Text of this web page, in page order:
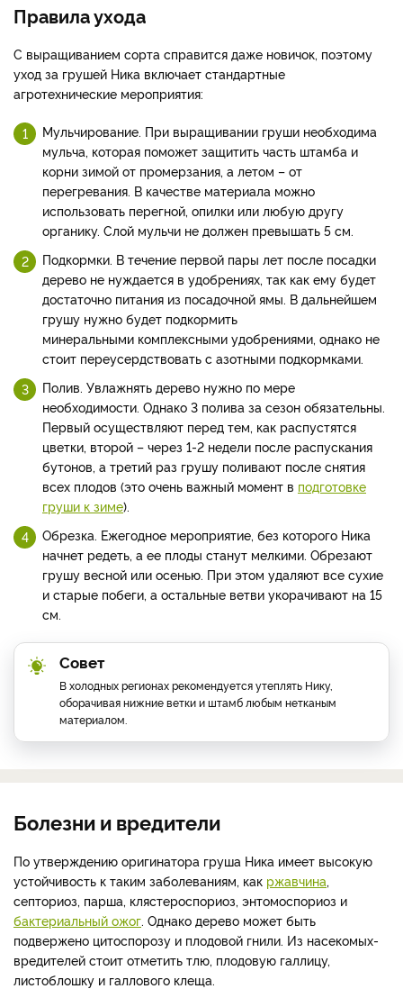
Правила ухода
С выращиванием сорта справится даже новичок, поэтому
уход за грушей Ника включает стандартные
агротехнические мероприятия:
Мульчирование. При выращивании груши необходима
мульча, которая поможет защитить часть штамба и
корни зимой от промерзания, а летом – от
перегревания. В качестве материала можно
использовать перегной, опилки или любую другу
органику. Слой мульчи не должен превышать 5 см.
Подкормки. В течение первой пары лет после посадки
дерево не нуждается в удобрениях, так как ему будет
достаточно питания из посадочной ямы. В дальнейшем
грушу нужно будет подкормить
минеральными комплексными удобрениями, однако не
стоит переусердствовать с азотными подкормками.
Полив. Увлажнять дерево нужно по мере
необходимости. Однако 3 полива за сезон обязательны.
Первый осуществляют перед тем, как распустятся
цветки, второй – через 1-2 недели после распускания
бутонов, а третий раз грушу поливают после снятия
всех плодов (это очень важный момент в подготовке
груши к зиме).
Обрезка. Ежегодное мероприятие, без которого Ника
начнет редеть, а ее плоды станут мелкими. Обрезают
грушу весной или осенью. При этом удаляют все сухие
и старые побеги, а остальные ветви укорачивают на 15
см.
Совет
В холодных регионах рекомендуется утеплять Нику,
оборачивая нижние ветки и штамб любым нетканым
материалом.
Болезни и вредители
По утверждению оригинатора груша Ника имеет высокую
устойчивость к таким заболеваниям, как ржавчина,
септориоз, парша, клястероспориоз, энтомоспориоз и
бактериальный ожог. Однако дерево может быть
подвержено цитоспорозу и плодовой гнили. Из насекомых-
вредителей стоит отметить тлю, плодовую галлицу,
листоблошку и галлового клеща.